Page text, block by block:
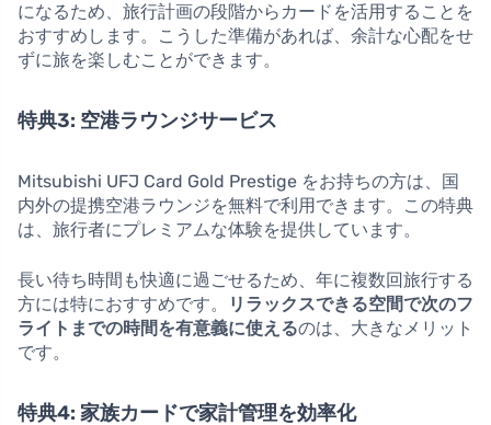
になるため、旅行計画の段階からカードを活用することを
おすすめします。こうした準備があれば、余計な心配をせ
ずに旅を楽しむことができます。
特典3: 空港ラウンジサービス
Mitsubishi UFJ Card Gold Prestige をお持ちの方は、国
内外の提携空港ラウンジを無料で利用できます。この特典
は、旅行者にプレミアムな体験を提供しています。
長い待ち時間も快適に過ごせるため、年に複数回旅行する
方には特におすすめです。
リラックスできる空間で次のフ
ライトまでの時間を有意義に使えるのは、大きなメリット
です。
特典4: 家族カードで家計管理を効率化